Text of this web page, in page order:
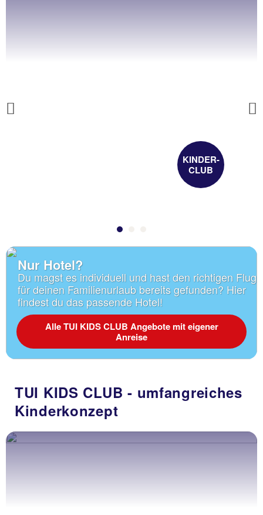
Previous
KINDER-
CLUB
Nur Hotel?
Du magst es individuell und hast den richtigen Flug
für deinen Familienurlaub bereits gefunden? Hier
findest du das passende Hotel!
Alle TUI KIDS CLUB Angebote mit eigener
Anreise
TUI KIDS CLUB - umfangreiches
Kinderkonzept